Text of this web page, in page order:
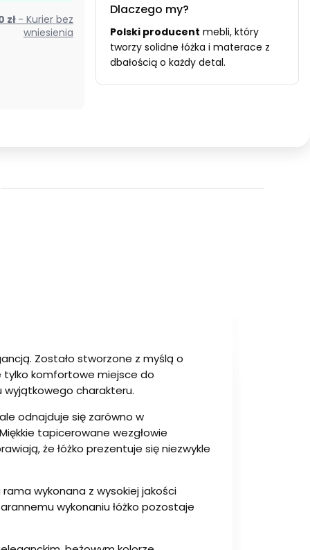
beżowe
ze
stelażem
i
zł - Kurier bez
wniesienia
Dlaczego my?
Polski producent mebli, który
tworzy solidne łóżka i materace z
dbałością o każdy detal.
Zostało stworzone z myślą o
tylko komfortowe miejsce do
wyjątkowego charakteru.
odnajduje się zarówno w
tapicerowane wezgłowie
że łóżko prezentuje się niezwykle
wykonana z wysokiej jakości
wykonaniu łóżko pozostaje